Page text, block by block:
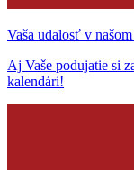
Vaša udalosť v
Aj Vaše podujatie si
kalendári!